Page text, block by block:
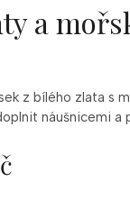
a
z bílého zlata s
náušnicemi a